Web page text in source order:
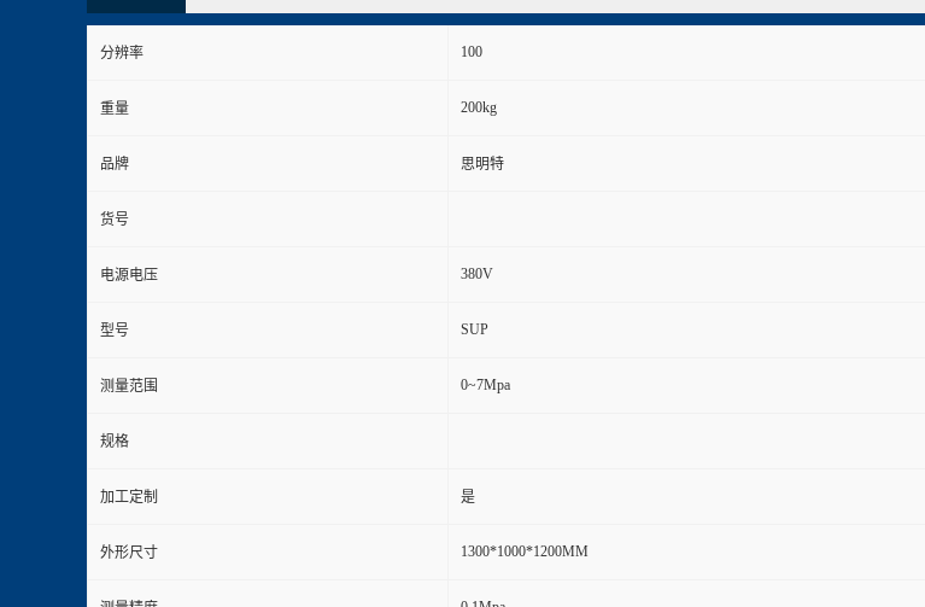
分辨率 100
重量 200kg
品牌 思明特
货号
电源电压 380V
型号 SUP
测量范围 0~7Mpa
规格
加工定制 是
外形尺寸 1300*1000*1200MM